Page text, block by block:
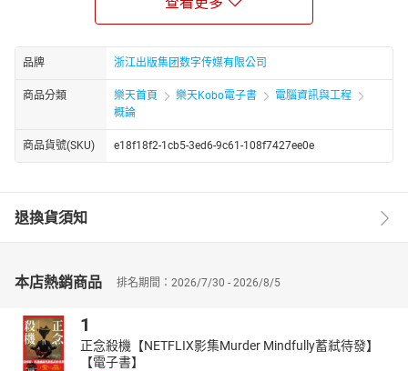
的、全面的基础认识：除了GPT，还有哪些AI应用，以未来AIGC应
背后的底层逻辑及发展脉络，包括AIGC的前世今生、大语言模型的
奥秘、以及正在发生的多模态。如果你已经全然了解这个新兴技
术，那么在这一轮技术浪潮中，你也可以创造一个应用。为此，我
们带来了硅谷展望的AI大航海时代，介绍了许多新的尝试，呈现出
丰富的机遇。或许在你阅读时，那些尝试都已经不再重要，但尝试
的那条路径一定还在，正是AIGC改变千行百业的过程，正是通往
创立920科技，主理公众号“王零壹”、社群“AI航海日志”，擅长营
销、增长，目前侧重产品设计及运营。段雨嫣，佐治亚理工人机交
私和安全。硅谷AI社群【硅谷AI+】的创始人。陈红，国防科学技术
作系统以及数据中台的技术研发工作，在大数据行业工作了将近10
年，曾经在阿里、vivo、欢聚时代构建过数据中台项目。陈鹏，算
法工程师、全栈开发工程师。毕业于电子科技大学，主要从事人工
品牌 浙江出版集团数字传媒有限公司
商品分類 樂天首頁 樂天Kobo電子書
電腦資訊與工程
概論
商品貨號(SKU) e18f18f2-1cb5-3ed6-9c61-108f7427ee0e
退換貨須知
本店熱銷商品 排名期間：2026/7/30 - 2026/8/5
1
正念殺機【NETFLIX影集Murder Mindfully蓄弒待發】
【電子書】